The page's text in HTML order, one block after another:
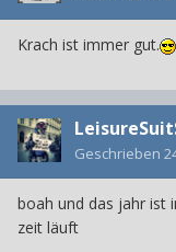
Krach ist immer gut.
Geschrieben
boah und das jahr ist
zeit läuft